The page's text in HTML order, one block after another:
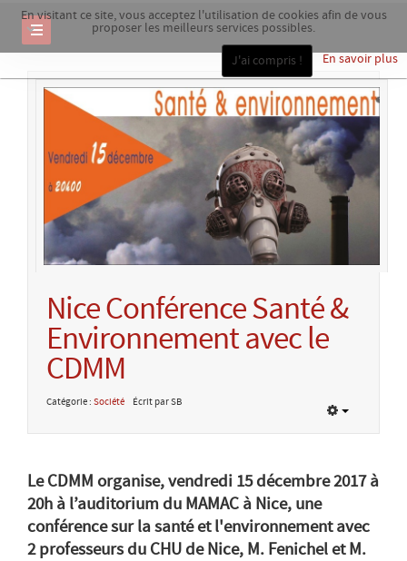
En visitant ce site, vous acceptez l'utilisation de cookies afin de vous
proposer les meilleurs services possibles.
En savoir plus
J'ai compris !
Nice Conférence Santé &
Environnement avec le
CDMM
Catégorie : Société Écrit par SB
Le CDMM organise, vendredi 15 décembre 2017 à
20h à l’auditorium du MAMAC à Nice, une
conférence sur la santé et l'environnement avec
2 professeurs du CHU de Nice, M. Fenichel et M.